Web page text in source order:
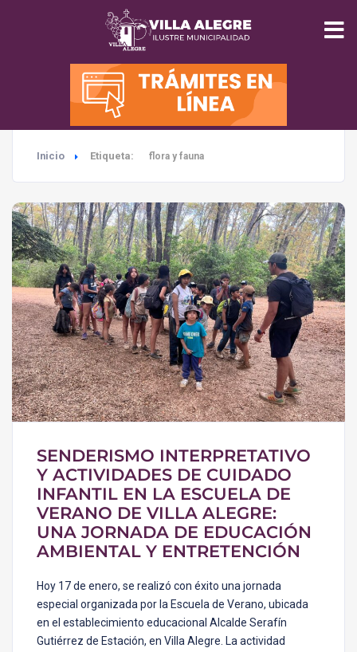
INICIO
MUNICIPALIDAD
EDUCACIÓN
SALUD
TURISMO
MEDIO AMBIENTE
Inicio Etiqueta: flora y fauna
SENDERISMO INTERPRETATIVO
Y ACTIVIDADES DE CUIDADO
INFANTIL EN LA ESCUELA DE
VERANO DE VILLA ALEGRE:
UNA JORNADA DE EDUCACIÓN
AMBIENTAL Y ENTRETENCIÓN
Hoy 17 de enero, se realizó con éxito una jornada
especial organizada por la Escuela de Verano, ubicada
en el establecimiento educacional Alcalde Serafín
Gutiérrez de Estación, en Villa Alegre. La actividad